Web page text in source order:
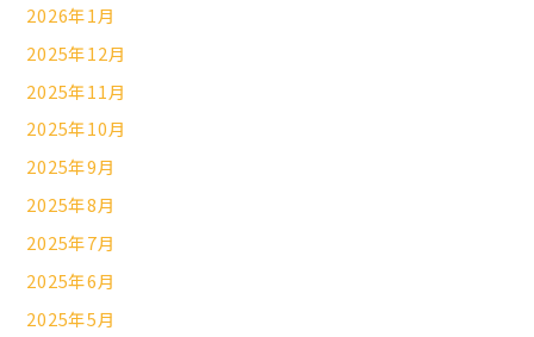
2026年1月
2025年12月
2025年11月
2025年10月
2025年9月
2025年8月
2025年7月
2025年6月
2025年5月